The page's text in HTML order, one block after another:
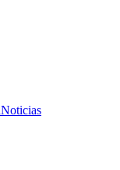
Noticias